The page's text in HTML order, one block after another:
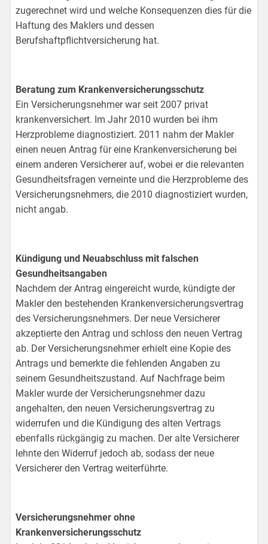
zugerechnet wird und welche Konsequenzen dies für die
Haftung des Maklers und dessen
Berufshaftpflichtversicherung hat.
Beratung zum Krankenversicherungsschutz
Ein Versicherungsnehmer war seit 2007 privat
krankenversichert. Im Jahr 2010 wurden bei ihm
Herzprobleme diagnostiziert. 2011 nahm der Makler
einen neuen Antrag für eine Krankenversicherung bei
einem anderen Versicherer auf, wobei er die relevanten
Gesundheitsfragen verneinte und die Herzprobleme des
Versicherungsnehmers, die 2010 diagnostiziert wurden,
nicht angab.
Kündigung und Neuabschluss mit falschen
Gesundheitsangaben
Nachdem der Antrag eingereicht wurde, kündigte der
Makler den bestehenden Krankenversicherungsvertrag
des Versicherungsnehmers. Der neue Versicherer
akzeptierte den Antrag und schloss den neuen Vertrag
ab. Der Versicherungsnehmer erhielt eine Kopie des
Antrags und bemerkte die fehlenden Angaben zu
seinem Gesundheitszustand. Auf Nachfrage beim
Makler wurde der Versicherungsnehmer dazu
angehalten, den neuen Versicherungsvertrag zu
widerrufen und die Kündigung des alten Vertrags
ebenfalls rückgängig zu machen. Der alte Versicherer
lehnte den Widerruf jedoch ab, sodass der neue
Versicherer den Vertrag weiterführte.
Versicherungsnehmer ohne
Krankenversicherungsschutz